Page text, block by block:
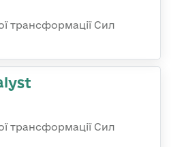
трансформації Сил
трансформації Сил